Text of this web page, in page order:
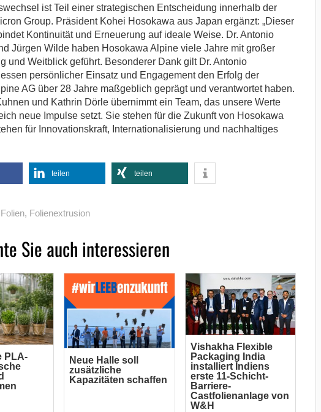
ist Teil einer strategischen Entscheidung innerhalb der
Group. Präsident Kohei Hosokawa aus Japan ergänzt: „Dieser
Kontinuität und Erneuerung auf ideale Weise. Dr. Antonio
Jürgen Wilde haben Hosokawa Alpine viele Jahre mit großer
und Weitblick geführt. Besonderer Dank gilt Dr. Antonio
persönlicher Einsatz und Engagement den Erfolg der
AG über 28 Jahre maßgeblich geprägt und verantwortet haben.
und Kathrin Dörle übernimmt ein Team, das unsere Werte
neue Impulse setzt. Sie stehen für die Zukunft von Hosokawa
für Innovationskraft, Internationalisierung und nachhaltiges
teilen teilen
Folien, Folienextrusion
Sie auch interessieren
PLA-
Neue Halle soll
zusätzliche
Kapazitäten schaffen
Vishakha Flexible
Packaging India
installiert Indiens
erste 11-Schicht-
Barriere-
Castfolienanlage von
W&H